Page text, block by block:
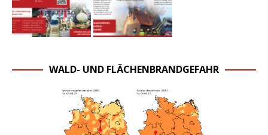
WALD- UND FLÄCHENBRANDGEFAHR